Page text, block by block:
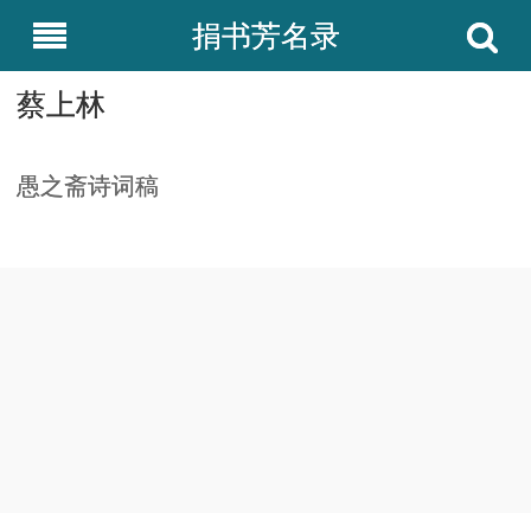
捐书芳名录
蔡上林
愚之斋诗词稿